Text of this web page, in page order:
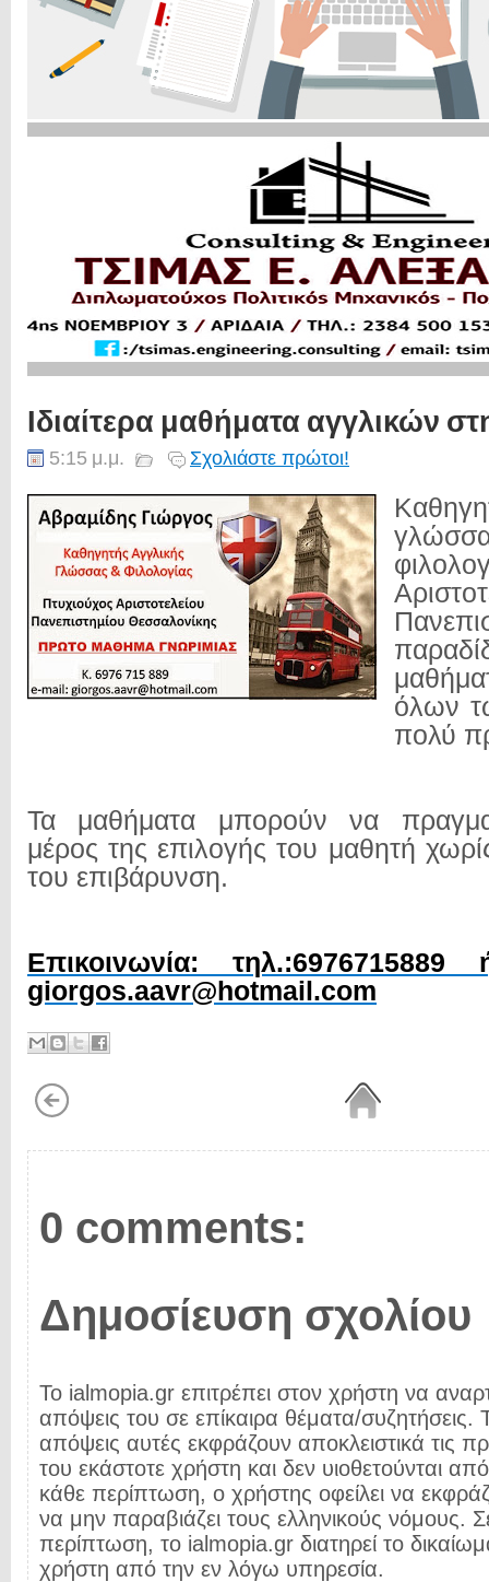
Ιδιαίτερα μαθήματα αγγλικών
5:15 μ.μ. Σχολιάστε πρώτοι!
όλων
πολύ
Τα μαθήματα μπορούν να
μέρος της επιλογής του μαθητή
του επιβάρυνση.
Επικοινωνία:
giorgos.aavr@hotmail.com
0 comments:
Δημοσίευση σχολίου
Το ialmopia.gr επιτρέπει στον χρήστη να
απόψεις του σε επίκαιρα θέματα/συζητήσεις.
απόψεις αυτές εκφράζουν αποκλειστικά τις
του εκάστοτε χρήστη και δεν υιοθετούνται
κάθε περίπτωση, ο χρήστης οφείλει να
να μην παραβιάζει τους ελληνικούς νόμους.
περίπτωση, το ialmopia.gr διατηρεί το
χρήστη από την εν λόγω υπηρεσία.